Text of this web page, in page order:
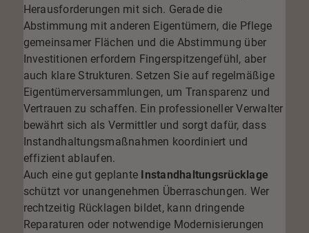
Herausforderungen mit sich. Gerade die
Abstimmung mit anderen Eigentümern, die Pflege
gemeinsamer Flächen und die Abstimmung über
Investitionen erfordern Fingerspitzengefühl, aber
auch klare Strukturen. Setzen Sie auf regelmäßige
Eigentümerversammlungen, um Transparenz und
Vertrauen zu schaffen. Ein professioneller Verwalter
bewährt sich als Vermittler und sorgt dafür, dass
Instandhaltungsmaßnahmen koordiniert und
effizient ablaufen.
Auch eine gut geplante Instandhaltungsrücklage
schützt vor unangenehmen Überraschungen. Wer
rechtzeitig Rücklagen bildet, kann dringende
Reparaturen oder notwendige Modernisierungen